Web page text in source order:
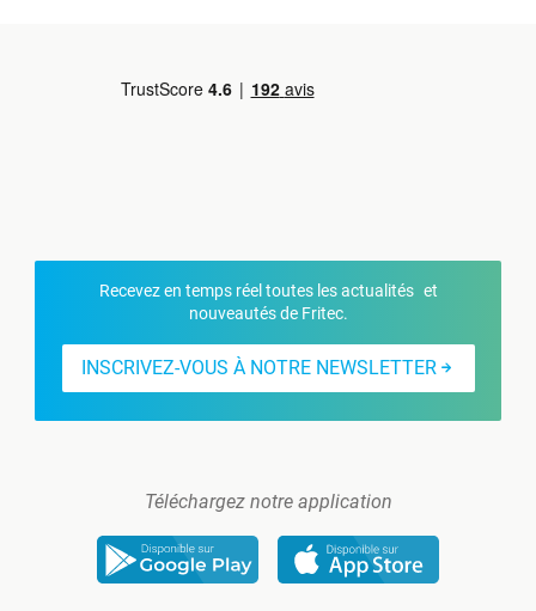
Recevez en temps réel toutes les actualités et
nouveautés de Fritec.
INSCRIVEZ-VOUS À NOTRE NEWSLETTER
Téléchargez notre application